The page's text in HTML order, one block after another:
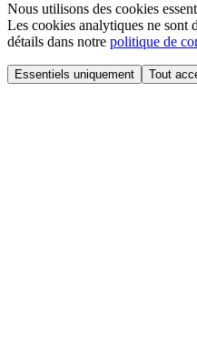
Nous utilisons des cookies
Les cookies analytiques ne sont
détails dans notre politique de
Essentiels uniquement Tout